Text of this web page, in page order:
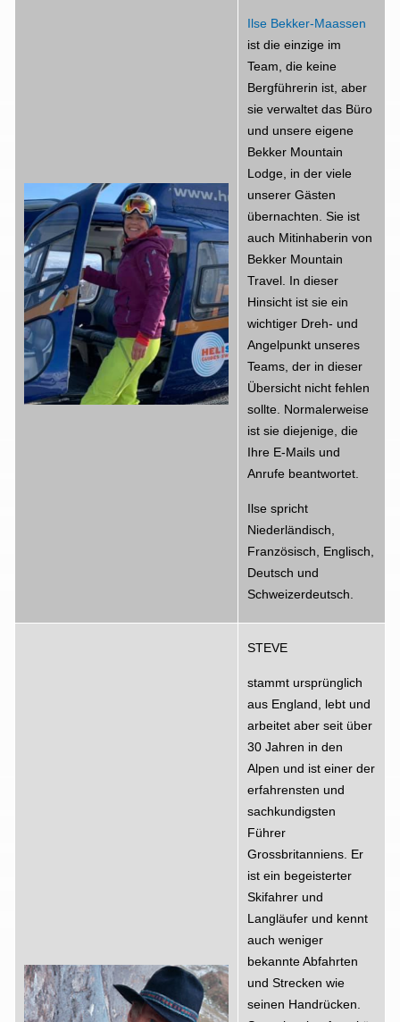
Ilse Bekker-Maassen
ist die einzige im
Team, die keine
Bergführerin ist, aber
sie verwaltet das Büro
und unsere eigene
Bekker Mountain
Lodge, in der viele
unserer Gästen
übernachten. Sie ist
auch Mitinhaberin von
Bekker Mountain
Travel. In dieser
Hinsicht ist sie ein
wichtiger Dreh- und
Angelpunkt unseres
Teams, der in dieser
Übersicht nicht fehlen
sollte. Normalerweise
ist sie diejenige, die
Ihre E-Mails und
Anrufe beantwortet.
Ilse spricht
Niederländisch,
Französisch, Englisch,
Deutsch und
Schweizerdeutsch.
STEVE
stammt ursprünglich
aus England, lebt und
arbeitet aber seit über
30 Jahren in den
Alpen und ist einer der
erfahrensten und
sachkundigsten
Führer
Grossbritanniens. Er
ist ein begeisterter
Skifahrer und
Langläufer und kennt
auch weniger
bekannte Abfahrten
und Strecken wie
seinen Handrücken.